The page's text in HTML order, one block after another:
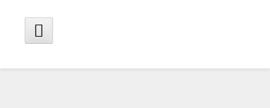
innehåll
Huvudmeny